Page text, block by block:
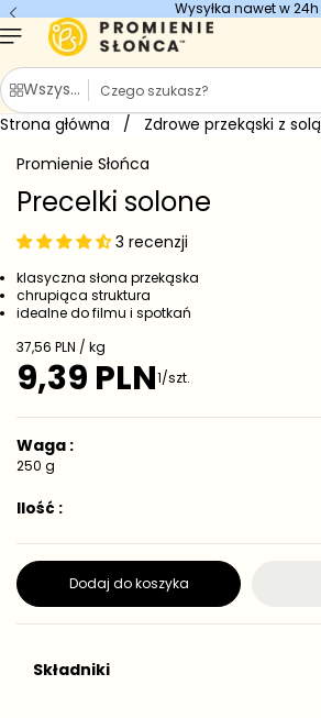
treści
Wysyłka nawet w 24h
Wszystkie kategorie
S
z
u
a
j
Strona główna / Zdrowe przekąski z solą
Przejdź do
o
Promienie Słońca
Precelki solone
3 recenzji
klasyczna słona przekąska
chrupiąca struktura
idealne do filmu i spotkań
C
e
n
j
d
n
s
k
w
a
37,56 PLN / kg
C
n
a
r
g
l
a
r
n
a
9,39 PLN1/szt.
Waga :
250 g
Ilość :
Dodaj do koszyka
Składniki